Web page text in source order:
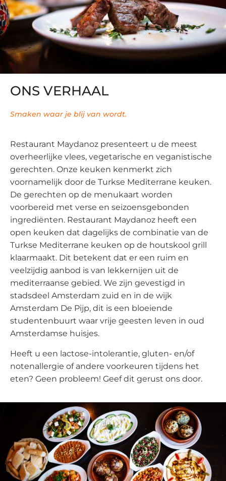
ONS VERHAAL
Smaken waar je blij van wordt.
Restaurant Maydanoz presenteert u de meest
overheerlijke vlees, vegetarische en veganistische
gerechten. Onze keuken kenmerkt zich
voornamelijk door de Turkse Mediterrane keuken.
De gerechten op de menukaart worden
voorbereid met verse en seizoensgebonden
ingrediënten. Restaurant Maydanoz heeft een
open keuken dat dagelijks de combinatie van de
Turkse Mediterrane keuken op de houtskool grill
klaarmaakt. Dit betekent dat er een ruim en
veelzijdig aanbod is van lekkernijen uit de
mediterraanse gebied. We zijn gevestigd in
stadsdeel Amsterdam zuid en in de wijk
Amsterdam De Pijp, dit is een bloeiende
studentenbuurt waar vrije geesten leven in oud
Amsterdamse huisjes.
Heeft u een lactose-intolerantie, gluten- en/of
notenallergie of andere voorkeuren tijdens het
eten? Geen probleem! Geef dit gerust ons door.